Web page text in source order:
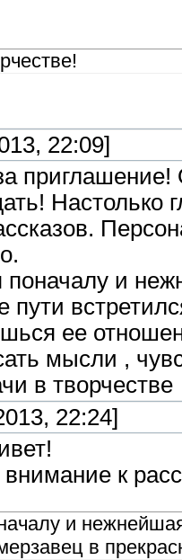
22:09]
Настолько
и
пути
ее
мысли ,
в творчестве
22:24]
к
и
в